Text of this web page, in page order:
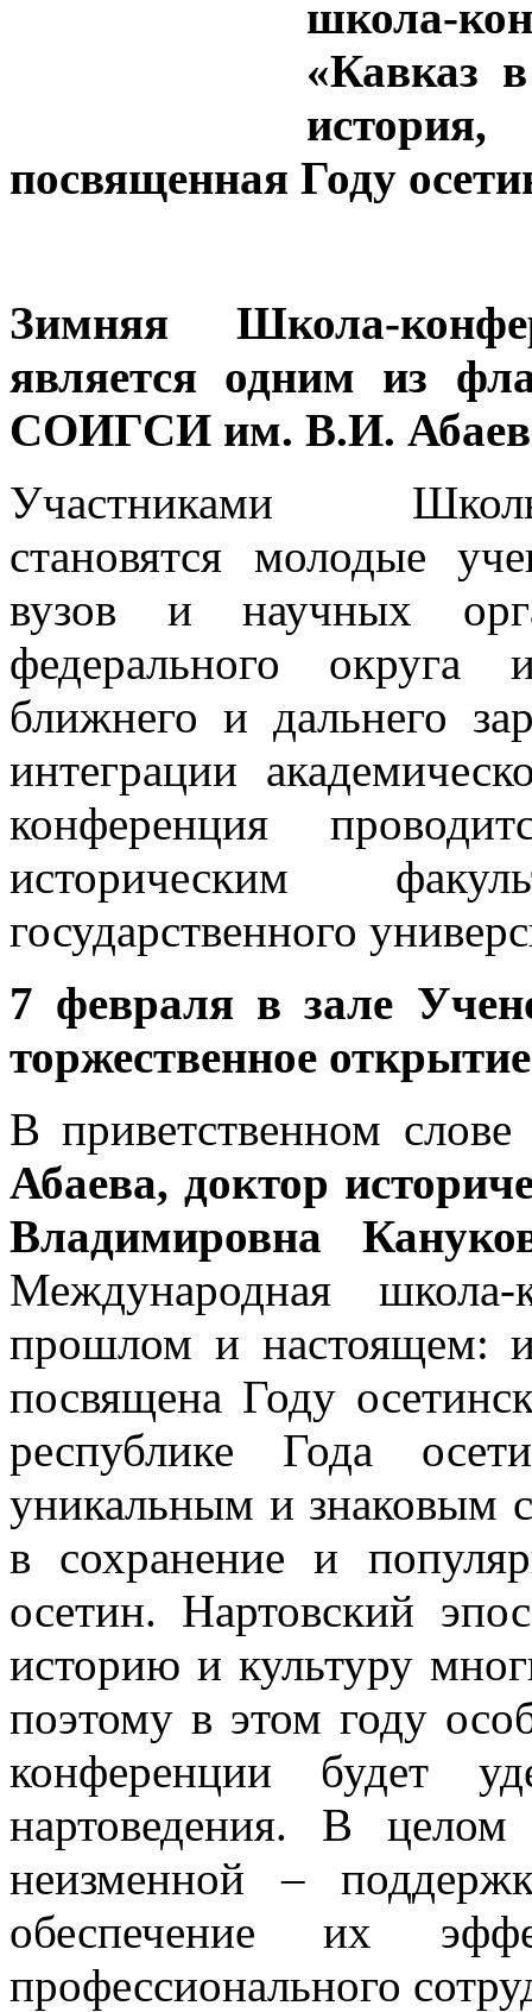
школа-
«Кавказ
посвященная Году
Зимняя Школа-
является одним из
СОИГСИ им. В.И. Абаева
Участниками
становятся молодые
вузов и научных
федерального
ближнего и дальнего
интеграции
конференция
историческим
государственного
7 февраля в зале
торжественное
В приветственном слове
Абаева, доктор
Владимировна
Международная
прошлом и настоящем:
посвящена Году
республике Года
уникальным и знаковым
в сохранение и
осетин. Нартовский
историю и культуру
поэтому в этом году
конференции будет
нартоведения. В
неизменной –
обеспечение их
профессионального